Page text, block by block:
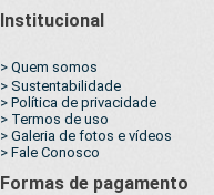
Institucional
> Quem somos
> Sustentabilidade
> Política de privacidade
> Termos de uso
> Galeria de fotos e vídeos
> Fale Conosco
Formas de pagamento